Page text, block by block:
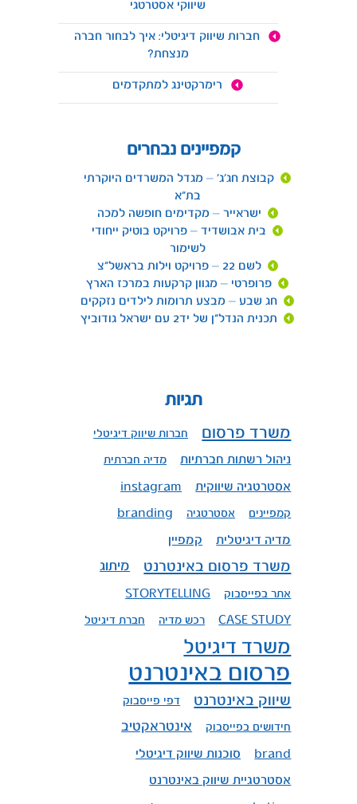
שיווקי אסטרטגי
חברות שיווק דיגיטלי: איך לבחור חברה
מנצחת?
רימרקטינג למתקדמים
קמפיינים נבחרים
קבוצת חג'ג' – מגדל המשרדים היוקרתי
בת"א
ישראייר – מקדימים חופשה למכה
בית אבושדיד – פרויקט בוטיק ייחודי
לשימור
לשם 22 – פרויקט וילות בראשל"צ
פרופרטי – מגוון קרקעות במרכז הארץ
חג שבע – מבצע תרומות לילדים נזקקים
תכנית הנדל"ן של יד2 עם ישראל גודוביץ
תגיות
משרד פרסום חברות שיווק דיגיטלי
ניהול רשתות חברתיות מדיה חברתית
אסטרטגיה שיווקית instagram
קמפיינים אסטרטגיה branding
מדיה דיגיטלית קמפיין
משרד פרסום באינטרנט מיתוג
אתר בפייסבוק STORYTELLING
CASE STUDY רכש מדיה חברת דיגיטל
משרד דיגיטל
פרסום באינטרנט
שיווק באינטרנט דפי פייסבוק
חידושים בפייסבוק אינטראקטיב
brand
סוכנות שיווק דיגיטלי
אסטרטגיית שיווק באינטרנט